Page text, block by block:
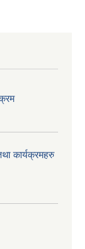
कार्यक्रमहरु